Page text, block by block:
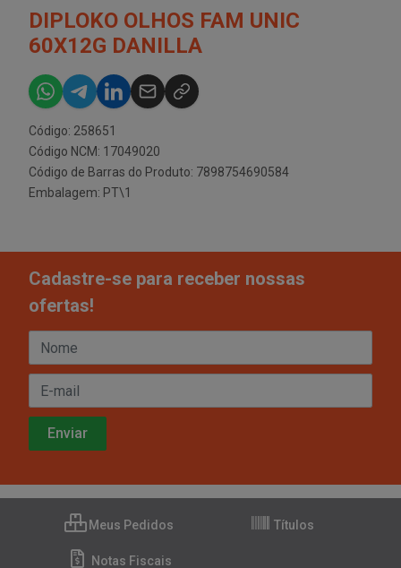
DIPLOKO OLHOS FAM UNIC
60X12G DANILLA
Código: 258651
Código NCM: 17049020
Código de Barras do Produto: 7898754690584
Embalagem: PT\1
Cadastre-se para receber nossas
ofertas!
Meus Pedidos Títulos
Notas Fiscais